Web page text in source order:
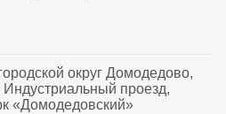
округ Домодедово,
проезд,
«Домодедовский»